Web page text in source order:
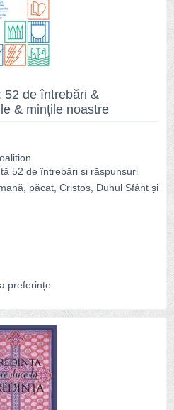
52 de întrebări &
& mințile noastre
52 de întrebări și răspunsuri
păcat, Cristos, Duhul Sfânt și
preferințe